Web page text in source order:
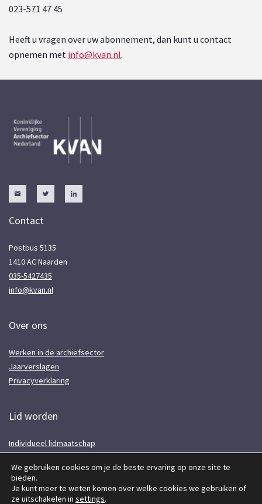
023-571 47 45
Heeft u vragen over uw abonnement, dan kunt u contact
opnemen met info@kvan.nl.
Contact
Postbus 5135
1410 AC Naarden
035-5427435
info@kvan.nl
Over ons
Werken in de archiefsector
Jaarverslagen
Privacyverklaring
Lid worden
Individueel lidmaatschap
Lidmaatschap opzeggen
Aanmelden nieuwsbrief
We gebruiken cookies om je de beste ervaring op onze site te
bieden.
Je kunt meer te weten komen over welke cookies we gebruiken of
ze uitschakelen in settings.